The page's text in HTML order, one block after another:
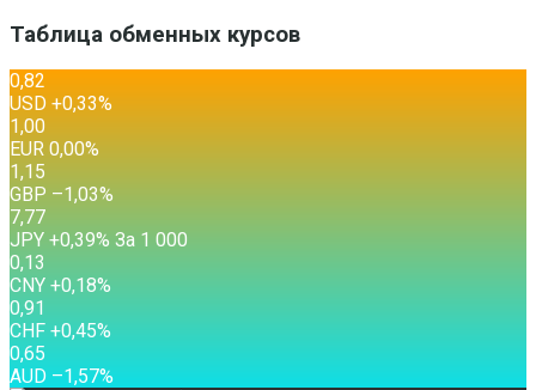
Таблица обменных курсов
0,82
USD +0,33%
1,00
EUR 0,00%
1,15
GBP –1,03%
7,77
JPY +0,39% За 1 000
0,13
CNY +0,18%
0,91
CHF +0,45%
0,65
AUD –1,57%